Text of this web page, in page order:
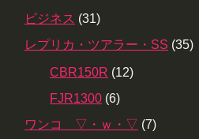
ビジネス (31)
レプリカ・ツアラー・SS (35)
CBR150R (12)
FJR1300 (6)
ワンコ ▽・ｗ・▽ (7)